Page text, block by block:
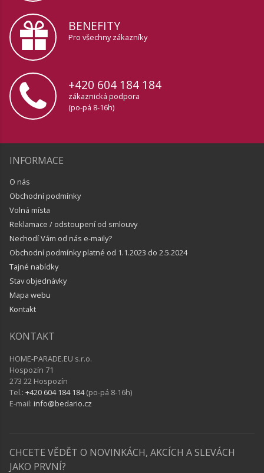
BENEFITY
Pro všechny zákazníky
+420 604 184 184
zákaznická podpora
(po-pá 8-16h)
INFORMACE
O nás
Obchodní podmínky
Volná místa
Reklamace / odstoupení od smlouvy
Nechodí Vám od nás e-maily?
Obchodní podmínky platné od 1.1.2023 do 2.5.2024
Tajné nabídky
Stav objednávky
Mapa webu
Kontakt
KONTAKT
HOME-PARADE.EU s.r.o.
Hospozín 71
273 22 Hospozín
Tel.: +420 604 184 184(po-pá 8-16h)
E-mail: info@bedario.cz
CHCETE VĚDĚT O NOVINKÁCH, AKCÍCH A SLEVÁCH
JAKO PRVNÍ?